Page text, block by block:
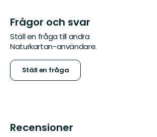
Frågor och svar
Ställ en fråga till andra
Naturkartan-användare.
Ställ en fråga
Recensioner